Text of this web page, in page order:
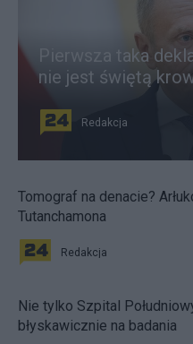
Pierwsza taka
nie jest świętą
Redakcja
Tomograf na denacie?
Tutanchamona
Redakcja
Nie tylko Szpital
błyskawicznie na badania